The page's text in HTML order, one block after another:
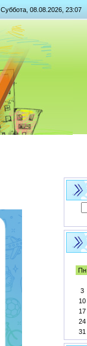
Суббота, 08.08.2026, 23:07
Пн
3
10
17
24
31